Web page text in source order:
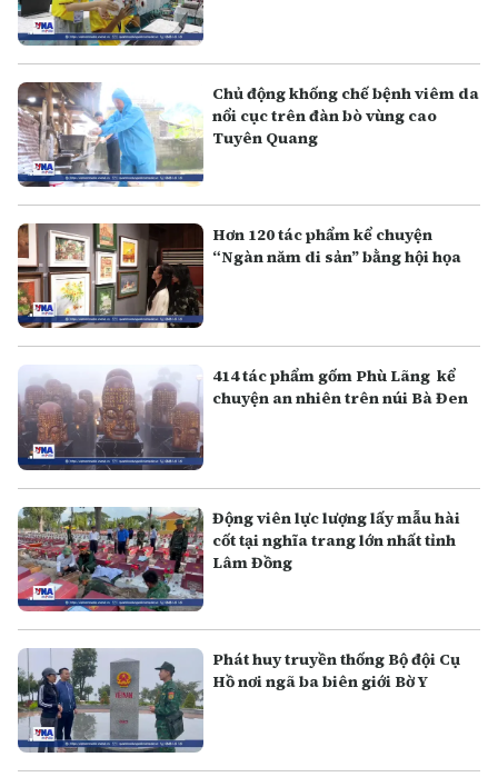
Chủ động khống chế bệnh viêm da
nổi cục trên đàn bò vùng cao
Tuyên Quang
Hơn 120 tác phẩm kể chuyện
“Ngàn năm di sản” bằng hội họa
414 tác phẩm gốm Phù Lãng kể
chuyện an nhiên trên núi Bà Đen
Động viên lực lượng lấy mẫu hài
cốt tại nghĩa trang lớn nhất tỉnh
Lâm Đồng
Phát huy truyền thống Bộ đội Cụ
Hồ nơi ngã ba biên giới Bờ Y